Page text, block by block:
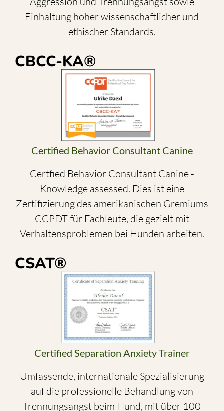
Einhaltung hoher wissenschaftlicher und
ethischer Standards.
CBCC-KA®
Certified Behavior Consultant Canine
Certfied Behavior Consultant Canine -
Knowledge assessed. Dies ist eine
Zertifizierung des amerikanischen Gremiums
CCPDT für Fachleute, die gezielt mit
Verhaltensproblemen bei Hunden arbeiten.
CSAT®
Certified Separation Anxiety Trainer
Umfassende, internationale Spezialisierung
auf die professionelle Behandlung von
Trennungsangst beim Hund, mit über 100